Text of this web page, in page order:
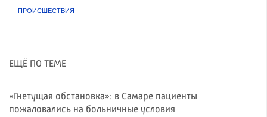
ПРОИСШЕСТВИЯ
ЕЩЁ ПО ТЕМЕ
«Гнетущая обстановка»: в Самаре пациенты
пожаловались на больничные условия